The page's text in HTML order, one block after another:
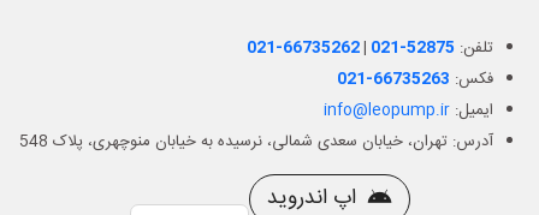
تلفن: 021-66735262| 021-52875
فکس: 021-66735263
ایمیل:info@leopump.ir
آدرس: تهران، خیابان سعدی شمالی، نرسیده به خیابان منوچهری، پلاک 548
اپ اندروید